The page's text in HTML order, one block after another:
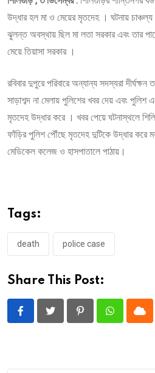
উদ্ধার হল মা ও মেয়ের মৃতদেহ । ঘটনায়
ঝুলন্ত অবস্থায় ছিল মা লতা সরকার এবং তার
মেয়ে তিয়াসা সরকার ।
রবিবার দুপুরে পরিবারে অন্যান্য সদস্যরা
সাড়াশব্দ না মেলায় পুলিশের খবর দেয় এবং
মৃতদেহ উদ্ধার করে । খবর পেয়ে ঘটনাস্থলে
ফাঁড়ির পুলিশ পৌঁছে মৃতদেহ দুটিকে উদ্ধার করে
মেডিকেল কলেজ ও হাসপাতালে পাঠায়।
Tags:
death police case
Share This Post:
PinterestWhatsapp